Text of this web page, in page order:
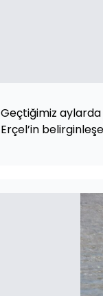
Geçtiğimiz
Erçel’in